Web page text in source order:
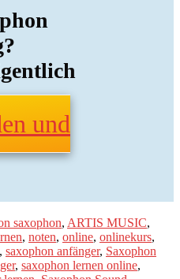
und
saxophon, ARTIS MUSIC,
, noten, online, onlinekurs,
, saxophon anfänger, Saxophon
, saxophon lernen online,